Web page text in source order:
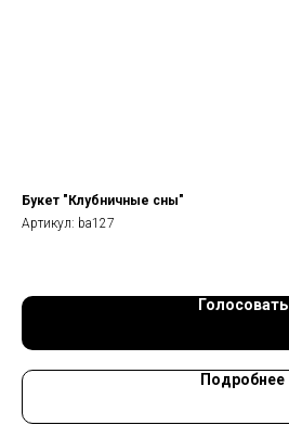
Букет "Клубничные сны"
Артикул: ba127
Голосовать
Подробнее